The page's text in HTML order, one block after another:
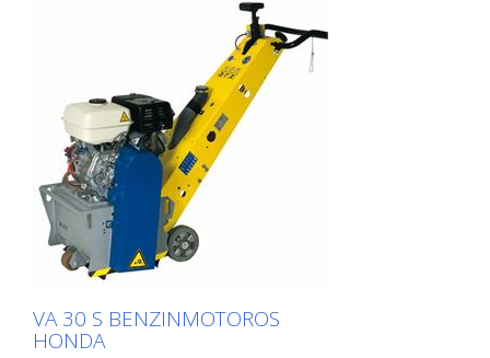
lehetővé kis és közepes méretű
területeken, beltéren és kültéren egyaránt.
A dob különböző típusú lamellákkal
szerelhető fel. A dob kb. 2 perc alatt
cserélhető. Ez teszi az FR 200-at a gyors
és változatos alkalmazások ideális
gépévé. Benzines vagy elektromos
gépként kapható. Az oldalmaró nem
működtethető a fődobdal együtt (csak az
1,5 kW-os motorra vonatkozik). Nagyon jól
bevált jelölőgépként a jelölő cégek
számára. Munkaszélesség: 200 mm
VA 30 S BENZINMOTOROS
HONDA